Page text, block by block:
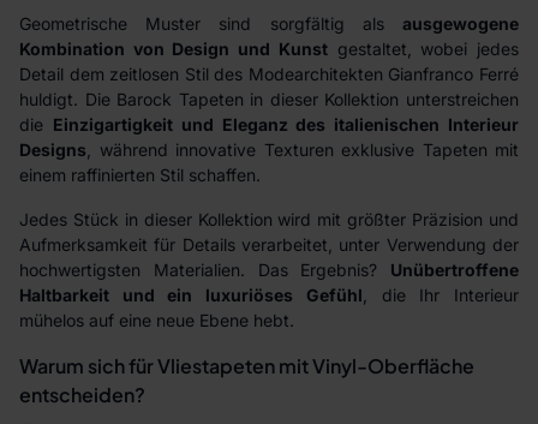
Geometrische Muster sind sorgfältig als ausgewogene
Kombination von Design und Kunstgestaltet, wobei jedes
Detail dem zeitlosen Stil des Modearchitekten Gianfranco Ferré
huldigt. Die Barock Tapeten in dieser Kollektion unterstreichen
die Einzigartigkeit und Eleganz des italienischen Interieur
Designs , während innovative Texturen exklusive Tapeten mit
einem raffinierten Stil schaffen.
Jedes Stück in dieser Kollektion wird mit größter Präzision und
Aufmerksamkeit für Details verarbeitet, unter Verwendung der
hochwertigsten Materialien. Das Ergebnis? Unübertroffene
Haltbarkeit und ein luxuriöses Gefühl , die Ihr Interieur
mühelos auf eine neue Ebene hebt.
Warum sich für Vliestapeten mit Vinyl-Oberfläche
entscheiden?